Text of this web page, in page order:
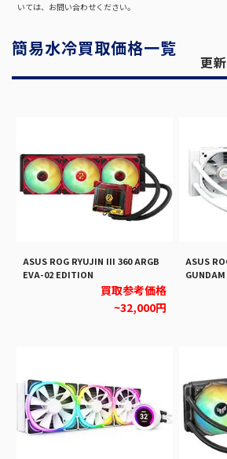
いては、お問い合わせください。
簡易水冷買取価格一覧
更
ASUS ROG RYUJIN III 360 ARGB
EVA-02 EDITION
買取参考価格
~32,000円
ASUS